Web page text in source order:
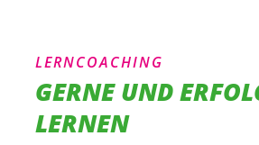
LERNCOACHING
GERNE UND
LERNEN